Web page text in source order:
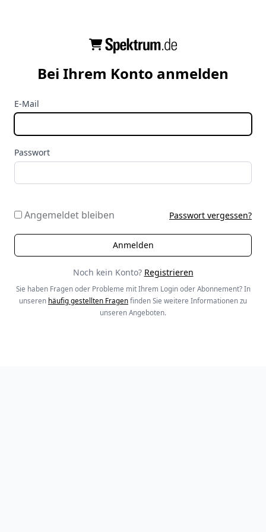
Bei Ihrem Konto anmelden
E-Mail
Passwort
Angemeldet bleiben Passwort vergessen?
Noch kein Konto? Registrieren
Sie haben Fragen oder Probleme mit Ihrem Login oder Abonnement? In
unseren häufig gestellten Fragen finden Sie weitere Informationen zu
unseren Angeboten.